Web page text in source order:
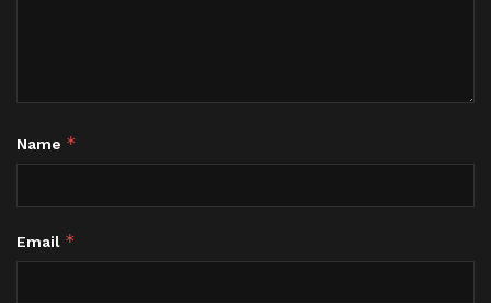
Name *
Email *